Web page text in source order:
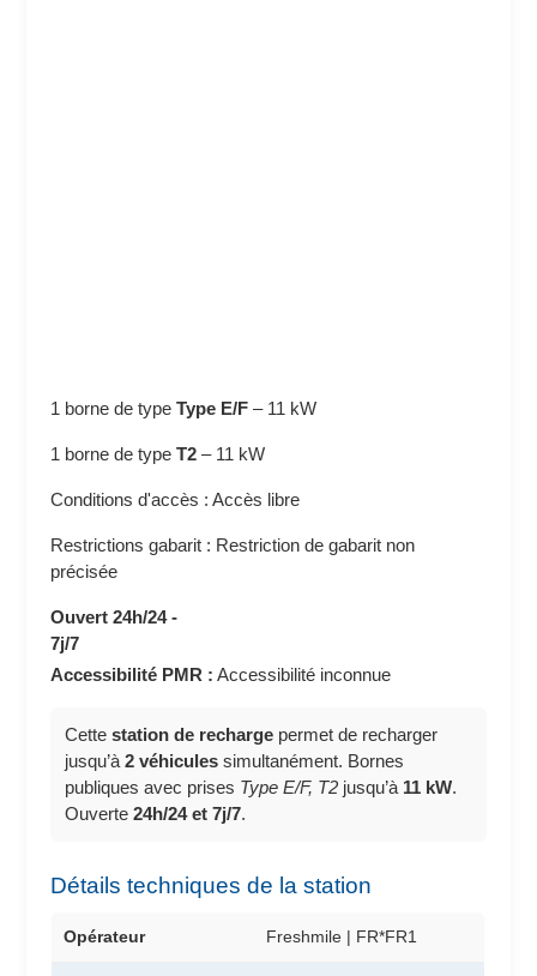
1 borne de typeType E/F – 11 kW
1 borne de typeT2 – 11 kW
Conditions d'accès : Accès libre
Restrictions gabarit : Restriction de gabarit non
précisée
Ouvert 24h/24 -
7j/7
Accessibilité PMR : Accessibilité inconnue
Cettestation de recharge permet de recharger
jusqu’à2 véhicules simultanément. Bornes
publiques avec prises Type E/F, T2 jusqu’à 11 kW.
Ouverte24h/24 et 7j/7.
Détails techniques de la station
Opérateur Freshmile | FR*FR1